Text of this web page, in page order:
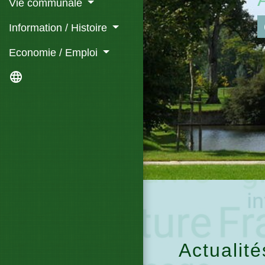
Vie communale
Information / Histoire
Economie / Emploi
language